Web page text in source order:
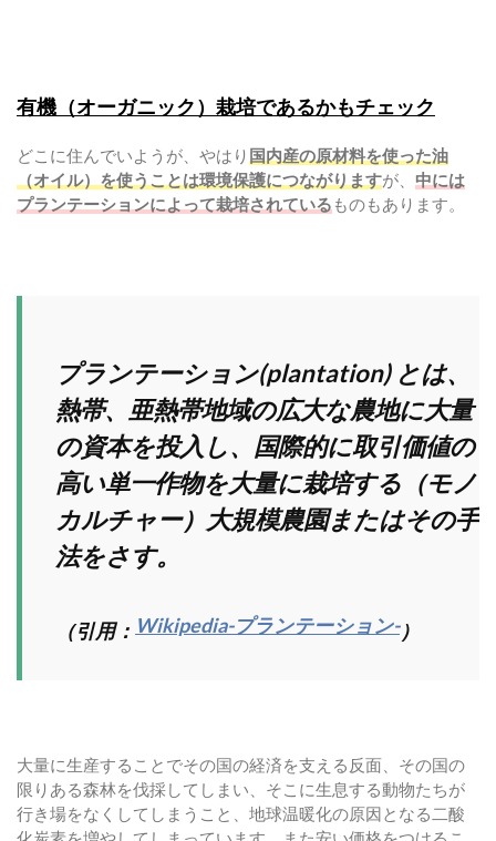
有機（オーガニック）栽培であるかもチェック
どこに住んでいようが、やはり 国内産の原材料を使った油
（オイル）を使うことは環境保護につながりますが、 中には
プランテーションによって栽培されている ものもあります。
プランテーション(plantation) とは、
熱帯、亜熱帯地域の広大な農地に大量
の資本を投入し、国際的に取引価値の
高い単一作物を大量に栽培する（モノ
カルチャー）大規模農園またはその手
法をさす。
（引用： Wikipedia-プランテーション-）
大量に生産することでその国の経済を支える反面、その国の
限りある森林を伐採してしまい、そこに生息する動物たちが
行き場をなくしてしまうこと、地球温暖化の原因となる二酸